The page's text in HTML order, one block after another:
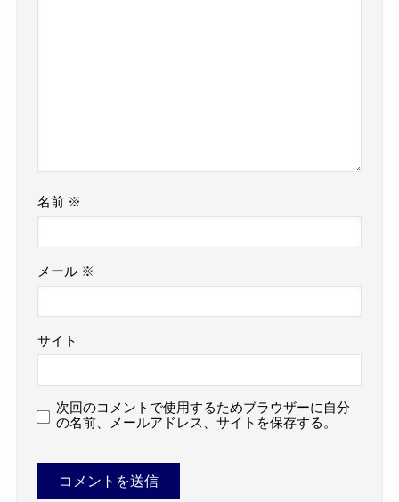
名前 ※
メール ※
サイト
次回のコメントで使用するためブラウザーに自分
の名前、メールアドレス、サイトを保存する。